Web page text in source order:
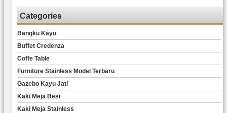
Categories
Bangku Kayu
Buffet Credenza
Coffe Table
Furniture Stainless Model Terbaru
Gazebo Kayu Jati
Kaki Meja Besi
Kaki Meja Stainless